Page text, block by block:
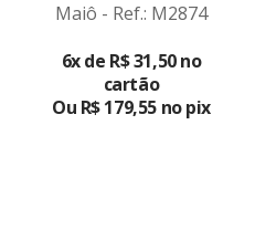
Maiô - Ref.: M2874
6x de R$ 31,50 no
cartão
Ou R$ 179,55 no pix
PRODUTO